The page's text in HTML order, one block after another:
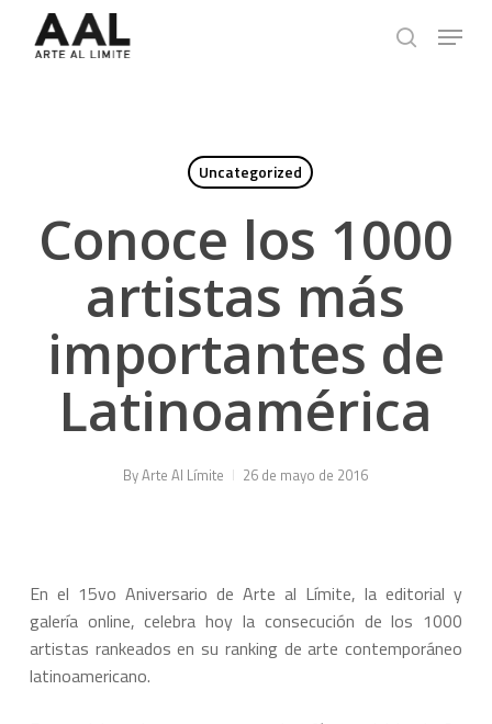
search
Menu
Uncategorized
Conoce los 1000
artistas más
importantes de
Latinoamérica
ByArte Al Límite 26 de mayo de 2016
En el 15vo Aniversario de Arte al Límite, la editorial y
galería online, celebra hoy la consecución de los 1000
artistas rankeados en su ranking de arte contemporáneo
latinoamericano.